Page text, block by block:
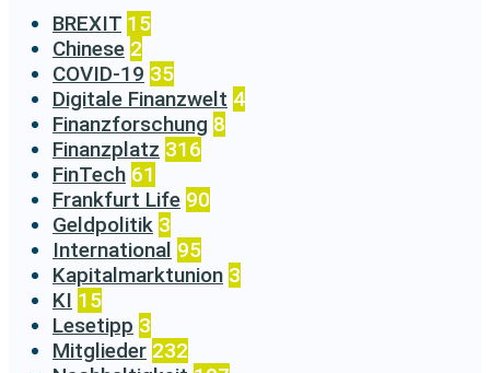
BREXIT 15
Chinese 2
COVID-19 35
Digitale Finanzwelt 4
Finanzforschung 8
Finanzplatz 316
FinTech 61
Frankfurt Life 90
Geldpolitik 3
International 95
Kapitalmarktunion 3
KI 15
Lesetipp 3
Mitglieder 232